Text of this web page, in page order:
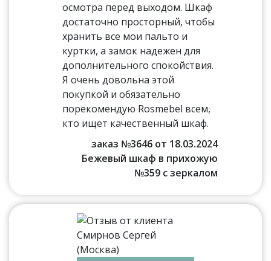
осмотра перед выходом. Шкаф
достаточно просторный, чтобы
хранить все мои пальто и
куртки, а замок надежен для
дополнительного спокойствия.
Я очень довольна этой
покупкой и обязательно
порекомендую Rosmebel всем,
кто ищет качественный шкаф.
заказ №3646 от 18.03.2024
Бежевый шкаф в прихожую
№359 с зеркалом